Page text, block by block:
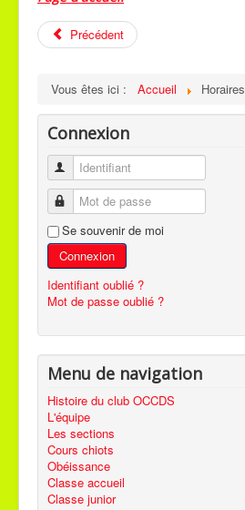
Précédent
Vous êtes ici : Accueil Horaires
Connexion
Identifiant
Mot de passe
Se souvenir de moi
Connexion
Identifiant oublié ?
Mot de passe oublié ?
Menu de navigation
Histoire du club OCCDS
L'équipe
Les sections
Cours chiots
Obéissance
Classe accueil
Classe junior